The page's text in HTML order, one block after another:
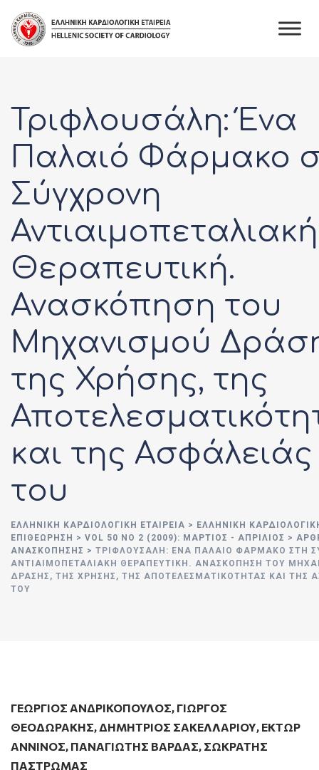
content
Τριφλουσάλη: Ένα
Παλαιό Φάρμακο
Σύγχρονη
Αντιαιμοπεταλιακή
Θεραπευτική.
Ανασκόπηση του
Μηχανισμού
της Χρήσης, της
και της Ασφάλειάς
του
ΕΛΛΗΝΙΚΉ ΚΑΡΔΙΟΛΟΓΙΚΉ ΕΤΑΙΡΕΊΑ > ΕΛΛΗΝΙΚΗ
ΕΠΙΘΕΩΡΗΣΗ > VOL 50 NO 2 (2009): ΜΆΡΤΙΟΣ - ΑΠΡΊΛΙΟΣ >
ΑΝΑΣΚΟΠΗΣΗΣ > ΤΡΙΦΛΟΥΣΆΛΗ: ΈΝΑ ΠΑΛΑΙΌ ΦΆΡΜΑΚΟ ΣΤΗ
ΑΝΤΙΑΙΜΟΠΕΤΑΛΙΑΚΉ ΘΕΡΑΠΕΥΤΙΚΉ. ΑΝΑΣΚΌΠΗΣΗ ΤΟΥ
ΔΡΆΣΗΣ, ΤΗΣ ΧΡΉΣΗΣ, ΤΗΣ ΑΠΟΤΕΛΕΣΜΑΤΙΚΌΤΗΤΑΣ ΚΑΙ ΤΗΣ
ΤΟΥ
ΓΕΩΡΓΙΟΣ ΑΝΔΡΙΚΟΠΟΥΛΟΣ, ΓΙΩΡΓΟΣ
ΘΕΟΔΩΡΑΚΗΣ,ΔΗΜΗΤΡΙΟΣ ΣΑΚΕΛΛΑΡΙΟΥ, ΕΚΤΩΡ
ΑΝΝΙΝΟΣ, ΠΑΝΑΓΙΏΤΗΣ ΒΆΡΔΑΣ, ΣΩΚΡΆΤΗΣ
ΠΑΣΤΡΩΜΆΣ